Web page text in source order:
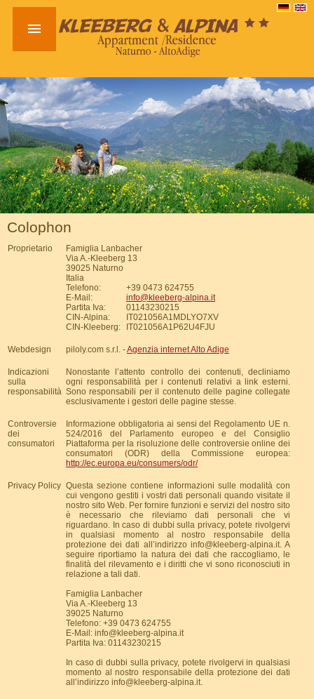

Colophon
Proprietario
Famiglia Lanbacher
Via A.-Kleeberg 13
39025 Naturno
Italia
Telefono:
+39 0473 624755
E-Mail:
info@kleeberg-alpina.it
Partita Iva:
01143230215
CIN-Alpina:
IT021056A1MDLYO7XV
CIN-Kleeberg:
IT021056A1P62U4FJU
Webdesign piloly.com s.r.l. -Agenzia internet Alto Adige
Indicazioni
sulla
responsabilità
Nonostante l’attento controllo dei contenuti, decliniamo
ogni responsabilità per i contenuti relativi a link esterni.
Sono responsabili per il contenuto delle pagine collegate
esclusivamente i gestori delle pagine stesse.
Controversie
dei
consumatori
Informazione obbligatoria ai sensi del Regolamento UE n.
524/2016 del Parlamento europeo e del Consiglio
Piattaforma per la risoluzione delle controversie online dei
consumatori (ODR) della Commissione europea:
http://ec.europa.eu/consumers/odr/
Privacy Policy Questa sezione contiene informazioni sulle modalità con
cui vengono gestiti i vostri dati personali quando visitate il
nostro sito Web. Per fornire funzioni e servizi del nostro sito
è necessario che rileviamo dati personali che vi
riguardano. In caso di dubbi sulla privacy, potete rivolgervi
in qualsiasi momento al nostro responsabile della
protezione dei dati all’indirizzo info@kleeberg-alpina.it. A
seguire riportiamo la natura dei dati che raccogliamo, le
finalità del rilevamento e i diritti che vi sono riconosciuti in
relazione a tali dati.
Famiglia Lanbacher
Via A.-Kleeberg 13
39025 Naturno
Telefono: +39 0473 624755
E-Mail: info@kleeberg-alpina.it
Partita Iva: 01143230215
In caso di dubbi sulla privacy, potete rivolgervi in qualsiasi
momento al nostro responsabile della protezione dei dati
all’indirizzo info@kleeberg-alpina.it.